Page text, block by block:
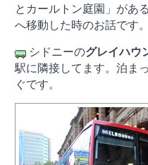
とカールトン庭園」があ
へ移動した時のお話です
シドニーのグレイハウ
駅に隣接してます。泊ま
ぐです。